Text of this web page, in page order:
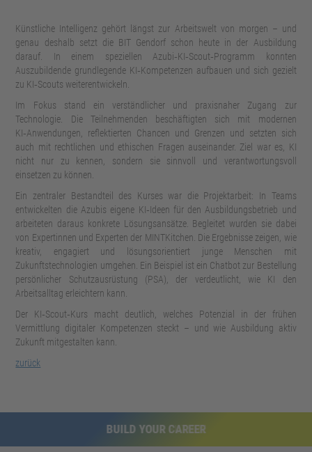
Künstliche Intelligenz gehört längst zur Arbeitswelt von morgen – und
genau deshalb setzt die BIT Gendorf schon heute in der Ausbildung
darauf. In einem speziellen Azubi‑KI‑Scout‑Programm konnten
Auszubildende grundlegende KI‑Kompetenzen aufbauen und sich gezielt
zu KI‑Scouts weiterentwickeln.
Im Fokus stand ein verständlicher und praxisnaher Zugang zur
Technologie. Die Teilnehmenden beschäftigten sich mit modernen
KI‑Anwendungen, reflektierten Chancen und Grenzen und setzten sich
auch mit rechtlichen und ethischen Fragen auseinander. Ziel war es, KI
nicht nur zu kennen, sondern sie sinnvoll und verantwortungsvoll
einsetzen zu können.
Ein zentraler Bestandteil des Kurses war die Projektarbeit: In Teams
entwickelten die Azubis eigene KI‑Ideen für den Ausbildungsbetrieb und
arbeiteten daraus konkrete Lösungsansätze. Begleitet wurden sie dabei
von Expertinnen und Experten der MINTKitchen. Die Ergebnisse zeigen, wie
kreativ, engagiert und lösungsorientiert junge Menschen mit
Zukunftstechnologien umgehen. Ein Beispiel ist ein Chatbot zur Bestellung
persönlicher Schutzausrüstung (PSA), der verdeutlicht, wie KI den
Arbeitsalltag erleichtern kann.
Der KI‑Scout‑Kurs macht deutlich, welches Potenzial in der frühen
Vermittlung digitaler Kompetenzen steckt – und wie Ausbildung aktiv
Zukunft mitgestalten kann.
zurück
BUILD YOUR FUTURE
BUILD YOUR CAREER